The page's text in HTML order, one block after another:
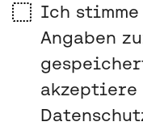
Ich
Angaben
akzeptiere